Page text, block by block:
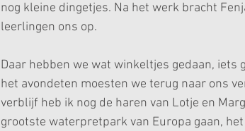
nog kleine dingetjes. Na het werk bracht
leerlingen ons op.
Daar hebben we wat winkeltjes gedaan, iets
het avondeten moesten we terug naar ons
verblijf heb ik nog de haren van Lotje en
grootste waterpretpark van Europa gaan,